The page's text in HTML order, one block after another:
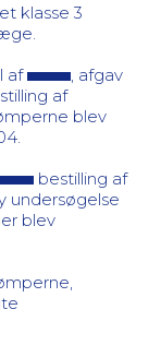
klasse 3
af
, afgav
af
blev
bestilling af
undersøgelse
blev